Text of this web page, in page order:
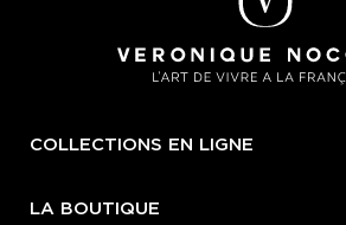
COLLECTIONS EN LIGNE
LA BOUTIQUE